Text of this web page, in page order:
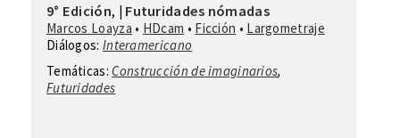
9° Edición, | Futuridades nómadas
Marcos Loayza • HDcam • Ficción • Largometraje
Diálogos: Interamericano
Temáticas: Construcción de imaginarios,
Futuridades